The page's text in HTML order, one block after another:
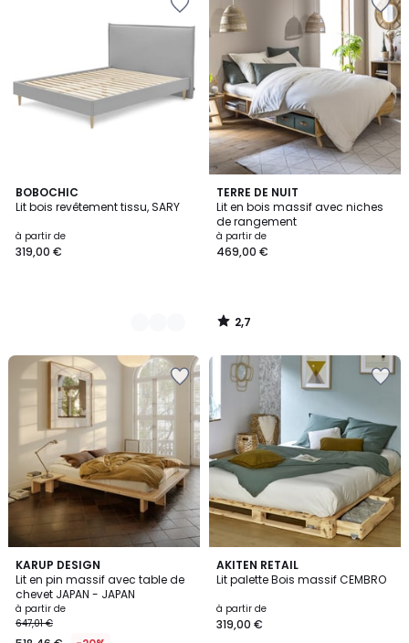
BOBOCHIC
Lit bois revêtement tissu, SARY
à partir de
319,00 €
5
Couleurs
TERRE DE NUIT
Lit en bois massif avec niches
de rangement
à partir de
469,00 €
2,7
/ 5
2,7
/
KARUP DESIGN
Lit en pin massif avec table de
chevet JAPAN - JAPAN
à partir de
647,01 €
5
/
5
2
Couleurs
AKITEN RETAIL
Lit palette Bois massif CEMBRO
à partir de
319,00 €
5
/
2
Couleurs